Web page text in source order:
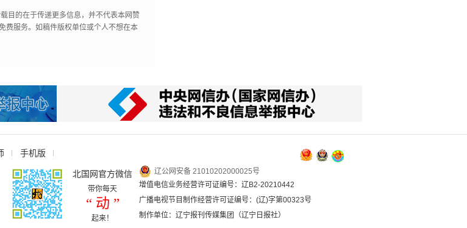
目的在于传递更多信息，并不代表本网赞
费服务。如稿件版权单位或个人不想在本
手机版
北国网官方微信
带你每天
“ 动 ”
起来！
辽公网安备 21010202000025号
增值电信业务经营许可证编号：辽B2-20210442
广播电视节目制作经营许可证编号：(辽)字第00323号
制作单位：辽宁报刊传媒集团（辽宁日报社）